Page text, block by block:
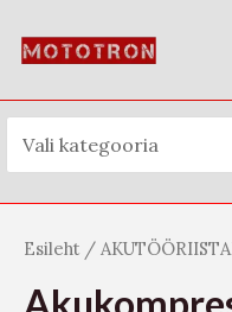
t
s
Esileht /